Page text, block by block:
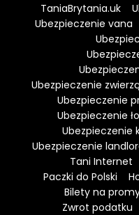
TaniaBrytania.uk
Ubezpieczenie vana
Ubezpieczenie
Ubezpieczenie
Ubezpieczenie
Ubezpieczenie
Ubezpieczenie
Tani Internet
Paczki do Polski
Bilety na
Zwrot podatku